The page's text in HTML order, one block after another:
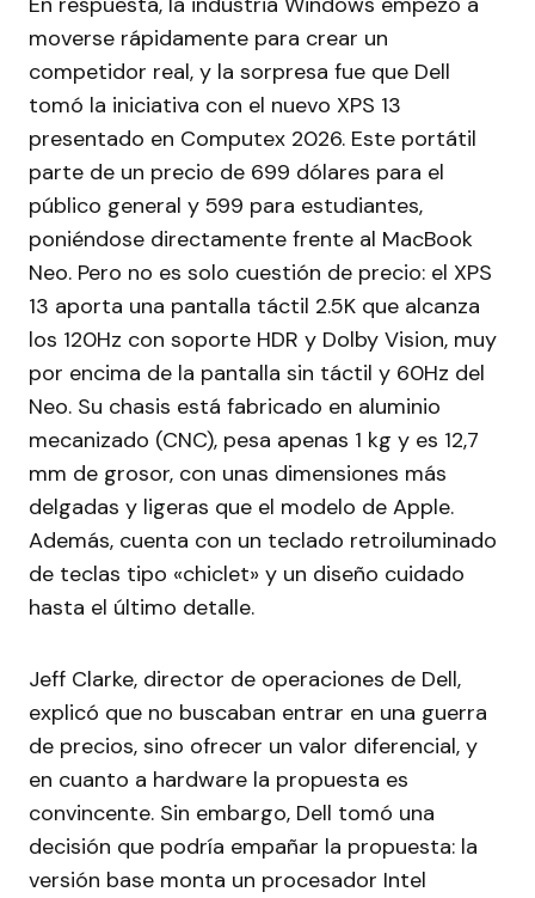
moverse rápidamente para crear un
competidor real, y la sorpresa fue que Dell
tomó la iniciativa con el nuevo XPS 13
presentado en Computex 2026. Este portátil
parte de un precio de 699 dólares para el
público general y 599 para estudiantes,
poniéndose directamente frente al MacBook
Neo. Pero no es solo cuestión de precio: el XPS
13 aporta una pantalla táctil 2.5K que alcanza
los 120Hz con soporte HDR y Dolby Vision, muy
por encima de la pantalla sin táctil y 60Hz del
Neo. Su chasis está fabricado en aluminio
mecanizado (CNC), pesa apenas 1 kg y es 12,7
mm de grosor, con unas dimensiones más
delgadas y ligeras que el modelo de Apple.
Además, cuenta con un teclado retroiluminado
de teclas tipo «chiclet» y un diseño cuidado
hasta el último detalle.
Jeff Clarke, director de operaciones de Dell,
explicó que no buscaban entrar en una guerra
de precios, sino ofrecer un valor diferencial, y
en cuanto a hardware la propuesta es
convincente. Sin embargo, Dell tomó una
decisión que podría empañar la propuesta: la
versión base monta un procesador Intel